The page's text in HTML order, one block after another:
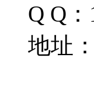
Q Q
地址